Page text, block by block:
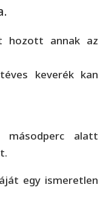
hozott annak az
keverék kan
másodperc alatt
egy ismeretlen